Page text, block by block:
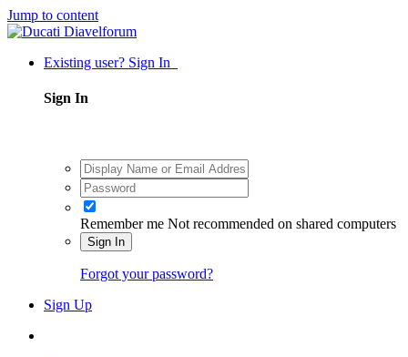
Jump to content
Existing user? Sign In
Sign In
Remember me Not recommended on shared computers
Sign In
Forgot your password?
Sign Up